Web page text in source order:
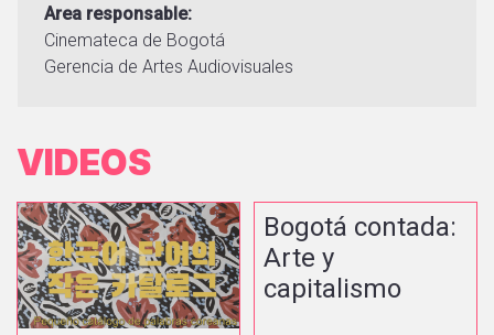
Area responsable
Cinemateca de Bogotá
Gerencia de Artes Audiovisuales
VIDEOS
Bogotá contada:
Arte y
capitalismo